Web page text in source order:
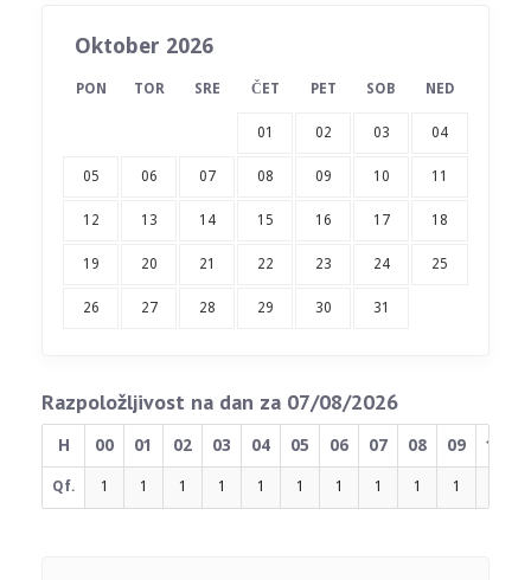
Oktober 2026
PON TOR SRE ČET PET SOB NED
01 02 03 04
05 06 07 08 09 10 11
12 13 14 15 16 17 18
19 20 21 22 23 24 25
26 27 28 29 30 31
Razpoložljivost na dan za 07/08/2026
H 00 01 02 03 04 05 06 07 08 09 10
Qf. 1 1 1 1 1 1 1 1 1 1